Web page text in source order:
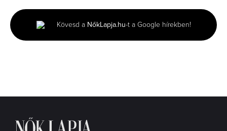
minutes,
6
seconds
Kövesd a NőkLapja.hu-t a Google hírekben!